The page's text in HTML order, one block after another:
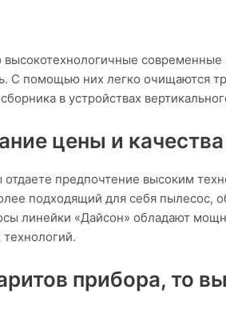
С помощью них легко очищаются
в устройствах
цены и
предпочтение высоким
подходящий для себя пылесос,
линейки «Дайсон» обладают
прибора, то